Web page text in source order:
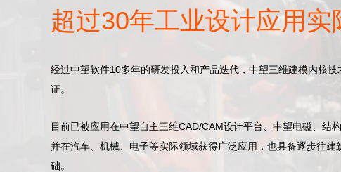
超过30年工业设计应用实
经过中望软件10多年的研发投入和产品迭代，中望三维建模内核
证。
目前已被应用在中望自主三维CAD/CAM设计平台、中望电磁、结
并在汽车、机械、电子等实际领域获得广泛应用，也具备逐步往
础。